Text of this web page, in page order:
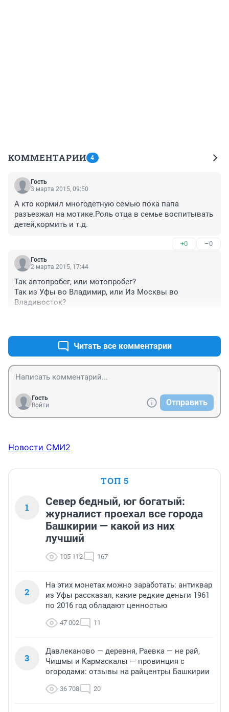
КОММЕНТАРИИ 4
Гость
3 марта 2015, 09:50
А кто кормил многодетную семью пока папа
разъезжал на мотике.Роль отца в семье воспитывать
детей,кормить и т.д.
+0 –0
Гость
2 марта 2015, 17:44
Так автопробег, или мотопробег?
Так из Уфы во Владимир, или Из Москвы во
Владивосток?
Читать все комментарии
Гость
Войти
Отправить
Новости СМИ2
ТОП 5
1
Север бедный, юг богатый:
журналист проехал все города
Башкирии — какой из них
лучший
105 112 167
2
На этих монетах можно заработать: антиквар
из Уфы рассказал, какие редкие деньги 1961
по 2016 год обладают ценностью
47 002 11
3
Давлеканово — деревня, Раевка — не рай,
Чишмы и Кармаскалы — провинция с
огородами: отзывы на райцентры Башкирии
36 708 20